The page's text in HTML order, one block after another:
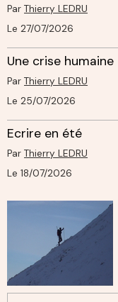
Par Thierry LEDRU
Le 27/07/2026
Une crise humaine
Par Thierry LEDRU
Le 25/07/2026
Ecrire en été
Par Thierry LEDRU
Le 18/07/2026